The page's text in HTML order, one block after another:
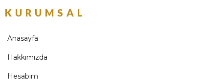
KURUMSAL
Anasayfa
Hakkımızda
Hesabım